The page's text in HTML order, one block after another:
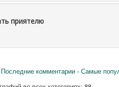
приятелю
Последние комментарии - Самые